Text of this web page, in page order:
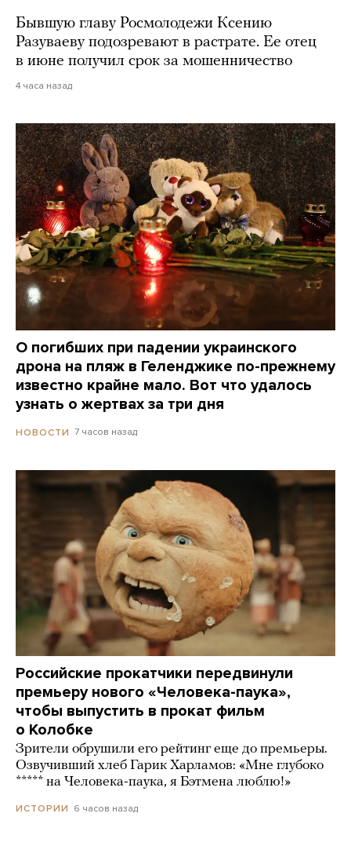
Бывшую главу Росмолодежи Ксению
Разуваеву подозревают в растрате. Ее отец
в июне получил срок за мошенничество
4 часа назад
О погибших при падении украинского
дрона на пляж в Геленджике по-прежнему
известно крайне мало. Вот что удалось
узнать о жертвах за три дня
НОВОСТИ 7 часов назад
Российские прокатчики передвинули
премьеру нового «Человека-паука»,
чтобы выпустить в прокат фильм
о Колобке
Зрители обрушили его рейтинг еще до премьеры.
Озвучивший хлеб Гарик Харламов: «Мне глубоко
***** на Человека-паука, я Бэтмена люблю!»
ИСТОРИИ 6 часов назад